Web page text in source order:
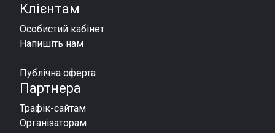
Клієнтам
Особистий кабінет
Напишіть нам
Публічна оферта
Партнера
Трафік-сайтам
Організаторам